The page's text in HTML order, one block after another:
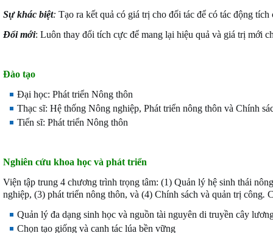
Sự khác biệt: Tạo ra kết quả có giá trị cho đối tác để có tác động tích
Đổi mới: Luôn thay đổi tích cực để mang lại hiệu quả và giá trị mới
Đào tạo
Đại học: Phát triển Nông thôn
Thạc sĩ: Hệ thống Nông nghiệp, Phát triển nông thôn và Chính
Tiến sĩ: Phát triển Nông thôn
Nghiên cứu khoa học và phát triển
Viện tập trung 4 chương trình trọng tâm: (1) Quản lý hệ sinh thái
nghiệp, (3) phát triển nông thôn, và (4) Chính sách và quản trị công.
Quản lý đa dạng sinh học và nguồn tài nguyên di truyền cây
Chọn tạo giống và canh tác lúa bền vững